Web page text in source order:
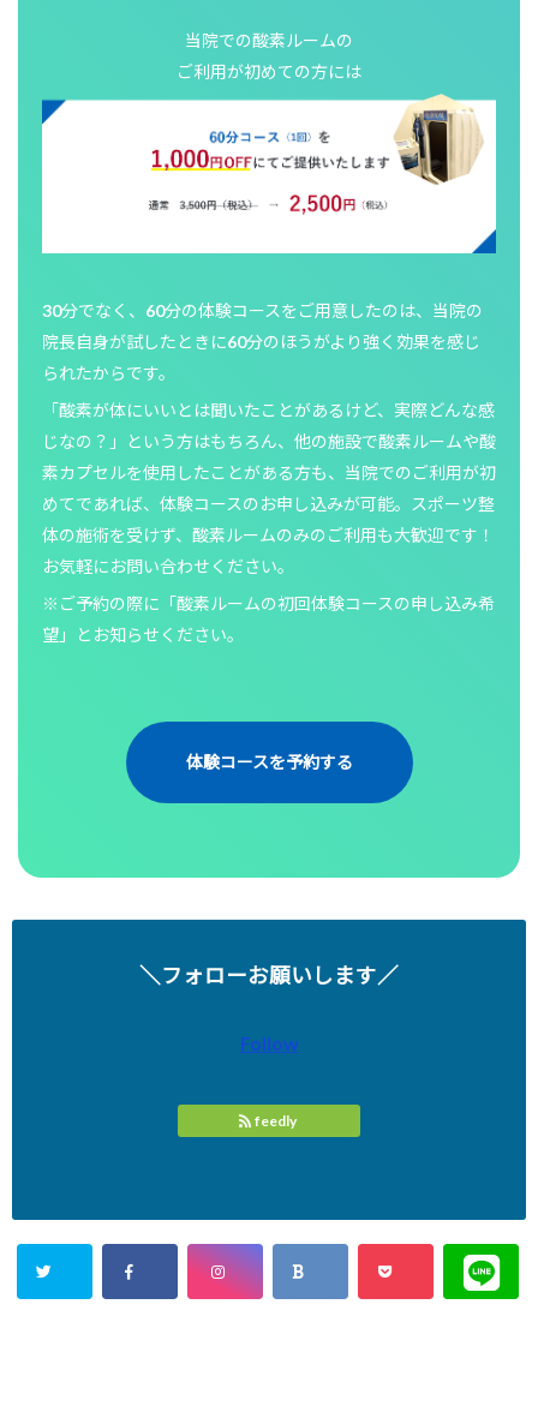
当院での酸素ルームの
ご利用が初めての方には
30分でなく、60分の体験コースをご用意したのは、当院の
院長自身が試したときに60分のほうがより強く効果を感じ
られたからです。
「酸素が体にいいとは聞いたことがあるけど、実際どんな感
じなの？」という方はもちろん、他の施設で酸素ルームや酸
素カプセルを使用したことがある方も、当院でのご利用が初
めてであれば、体験コースのお申し込みが可能。スポーツ整
体の施術を受けず、酸素ルームのみのご利用も大歓迎です！
お気軽にお問い合わせください。
※ご予約の際に「酸素ルームの初回体験コースの申し込み希
望」とお知らせください。
体験コースを予約する
＼フォローお願いします／
Follow
feedly